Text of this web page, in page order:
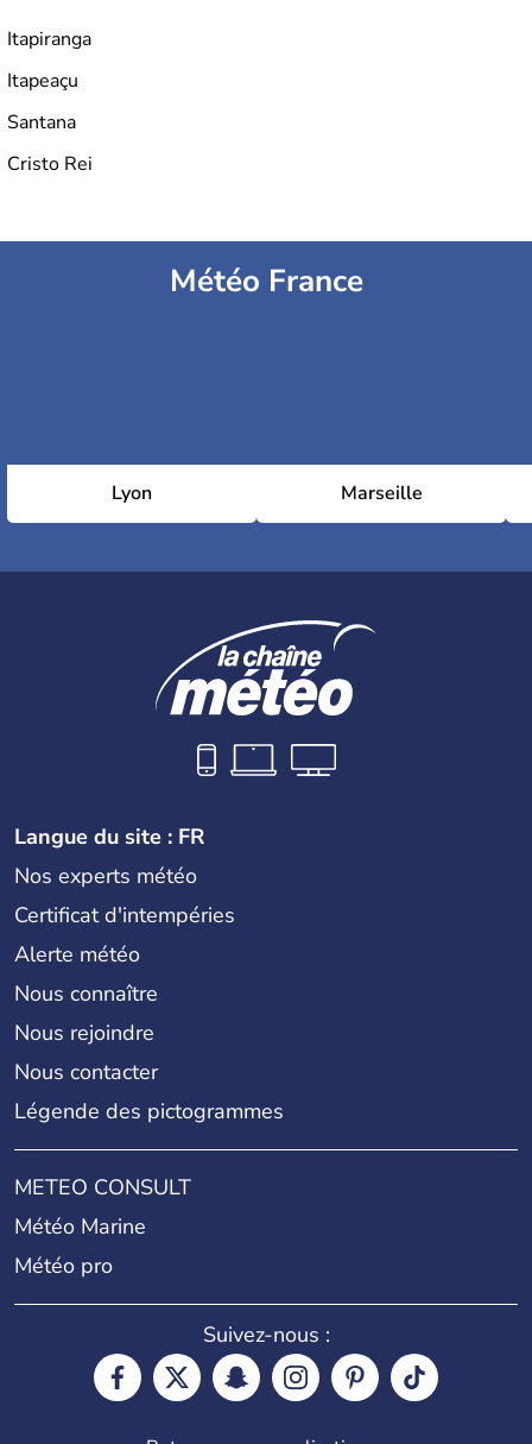
Itapiranga
Itapeaçu
Santana
Cristo Rei
Météo France
Lyon Marseille
Langue du site : FR
Nos experts météo
Certificat d'intempéries
Alerte météo
Nous connaître
Nous rejoindre
Nous contacter
Légende des pictogrammes
METEO CONSULT
Météo Marine
Météo pro
Suivez-nous :